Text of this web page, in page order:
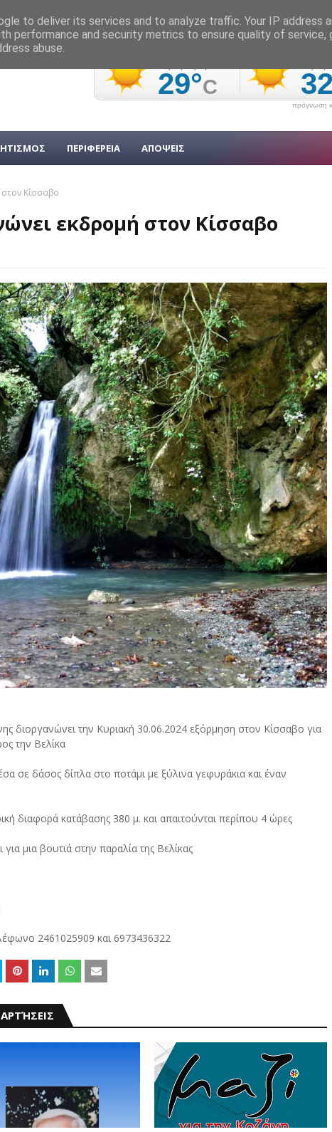
πρόγνωση
ΠΕΡΙΦΕΡΕΙΑ ΑΠΟΨΕΙΣ
Κίσσαβο
εκδρομή στον Κίσσαβο
διοργανώνει την Κυριακή 30.06.2024 εξόρμηση στον Κίσσαβο για
την Βελίκα
σε δάσος δίπλα στο ποτάμι με ξύλινα γεφυράκια και έναν
διαφορά κατάβασης 380 μ. και απαιτούνται περίπου 4 ώρες
μια βουτιά στην παραλία της Βελίκας
2461025909 και 6973436322
to deliver its services and to analyze traffic. Your IP address
performance and security metrics to ensure quality of service,
abuse.